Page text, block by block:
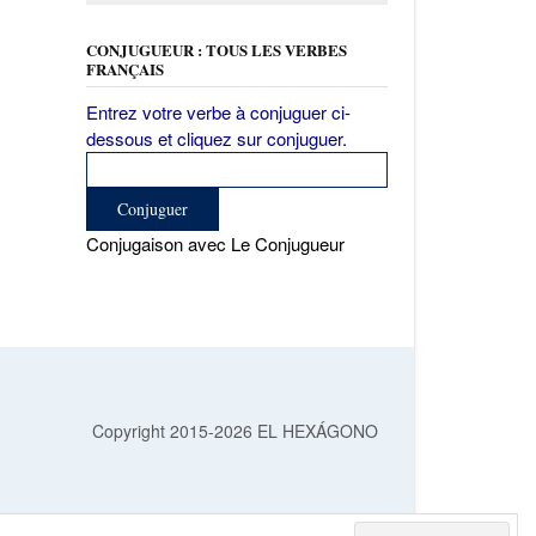
CONJUGUEUR : TOUS LES VERBES
FRANÇAIS
Entrez votre verbe à conjuguer ci-
dessous et cliquez sur conjuguer.
Conjugaison avec Le Conjugueur
Copyright 2015-2026 EL HEXÁGONO